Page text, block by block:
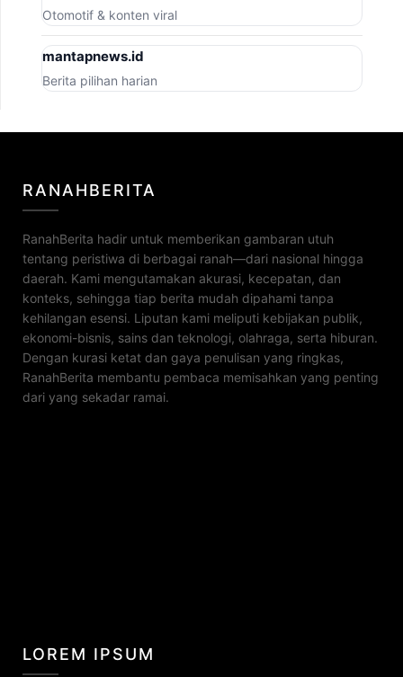
Otomotif & konten viral
mantapnews.id
Berita pilihan harian
RANAHBERITA
RanahBerita hadir untuk memberikan gambaran utuh
tentang peristiwa di berbagai ranah—dari nasional hingga
daerah. Kami mengutamakan akurasi, kecepatan, dan
konteks, sehingga tiap berita mudah dipahami tanpa
kehilangan esensi. Liputan kami meliputi kebijakan publik,
ekonomi-bisnis, sains dan teknologi, olahraga, serta hiburan.
Dengan kurasi ketat dan gaya penulisan yang ringkas,
RanahBerita membantu pembaca memisahkan yang penting
dari yang sekadar ramai.
LOREM IPSUM